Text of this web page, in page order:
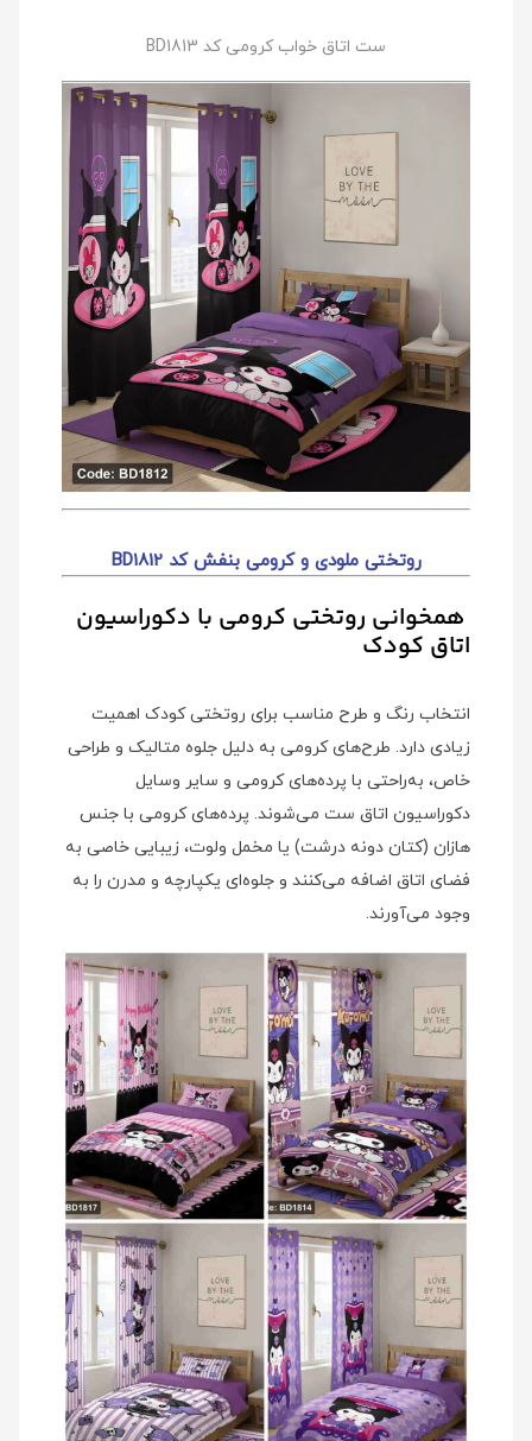
ست اتاق خواب کرومی کد BD1813
روتختی ملودی و کرومی بنفش کد BD1812
همخوانی روتختی کرومی با دکوراسیون
اتاق کودک
انتخاب رنگ و طرح مناسب برای روتختی کودک اهمیت
زیادی دارد. طرح‌های کرومی به دلیل جلوه متالیک و طراحی
خاص، به‌راحتی با پرده‌های کرومی و سایر وسایل
دکوراسیون اتاق ست می‌شوند. پرده‌های کرومی با جنس
هازان (کتان دونه درشت) یا مخمل ولوت، زیبایی خاصی به
فضای اتاق اضافه می‌کنند و جلوه‌ای یکپارچه و مدرن را به
وجود می‌آورند.